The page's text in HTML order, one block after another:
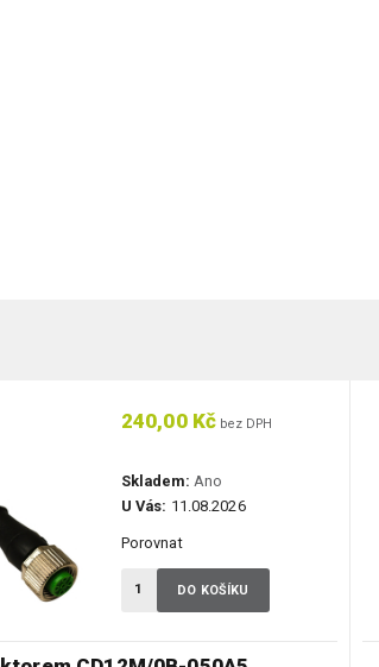
240,00 Kč bez DPH
Skladem: Ano
U Vás: 11.08.2026
Porovnat
DO KOŠÍKU